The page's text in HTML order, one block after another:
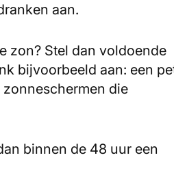
aan.
zon? Stel dan voldoende
bijvoorbeeld aan: een
die
binnen de 48 uur een